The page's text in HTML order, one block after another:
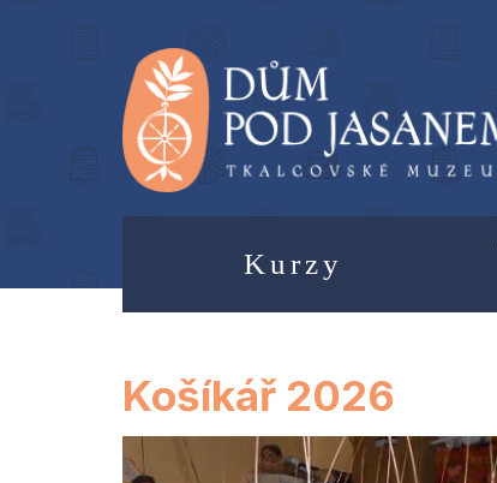
Kurzy
Košíkář 2026